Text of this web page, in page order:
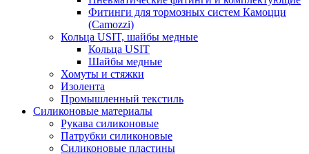
Фитинги для тормозных систем Камоцци
(Camozzi)
Кольца USIT, шайбы медные
Кольца USIT
Шайбы медные
Хомуты и стяжки
Изолента
Промышленный текстиль
Силиконовые материалы
Рукава силиконовые
Патрубки силиконовые
Силиконовые пластины